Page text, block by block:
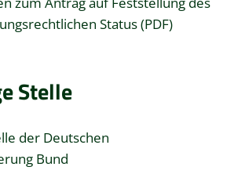
Status (PDF)
Stelle
der Deutschen
Bund